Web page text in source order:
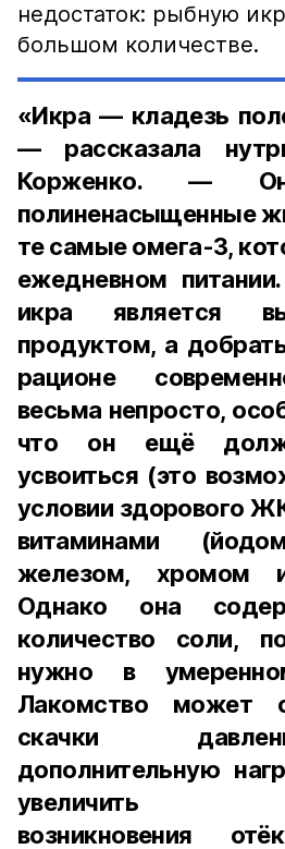
недостаток: рыбную
большом количестве.
«Икра — кладезь
— рассказала
Корженко. —
полиненасыщенные
те самые омега-3,
ежедневном
икра является
продуктом, а
рационе
весьма непросто,
что он ещё
усвоиться (это
условии здорового
витаминами
железом, хромом
Однако она
количество соли,
нужно в
Лакомство может
скачки
дополнительную
увеличить
возникновения